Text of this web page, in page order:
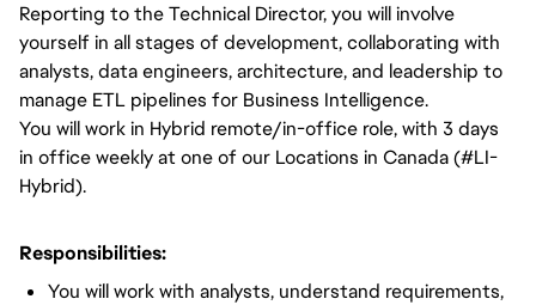
Reporting to the Technical Director, you will involve
yourself in all stages of development, collaborating with
analysts, data engineers, architecture, and leadership to
manage ETL pipelines for Business Intelligence.
You will work in Hybrid remote/in-office role, with 3 days
in office weekly at one of our Locations in Canada (#LI-
Hybrid).
Responsibilities:
You will work with analysts, understand requirements,